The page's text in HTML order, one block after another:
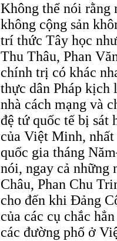
Không thể nói
không cộng sản
trí thức Tây học
Thu Thâu, Phan
chính trị có khác
thực dân Pháp kịch
nhà cách mạng và
đệ tứ quốc tế bị sát
của Việt Minh,
quốc gia tháng
nói, ngay cả những
Châu, Phan Chu
cho đến khi Ðảng
của các cụ chắc
các đường phố ở